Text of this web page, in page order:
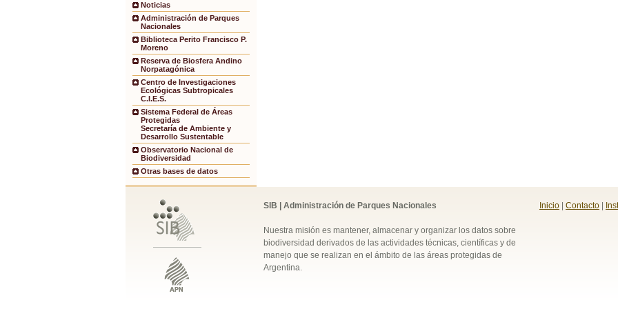
Noticias
Administración de Parques
Nacionales
Biblioteca Perito Francisco P.
Moreno
Reserva de Biosfera Andino
Norpatagónica
Centro de Investigaciones
Ecológicas Subtropicales
C.I.E.S.
Sistema Federal de Áreas
Protegidas
Secretaría de Ambiente y
Desarrollo Sustentable
Observatorio Nacional de
Biodiversidad
Otras bases de datos
SIB | Administración de Parques Nacionales
Nuestra misión es mantener, almacenar y organizar los datos sobre
biodiversidad derivados de las actividades técnicas, científicas y de
manejo que se realizan en el ámbito de las áreas protegidas de
Argentina.
Inicio Contacto